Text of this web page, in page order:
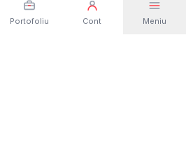
Portofoliu Cont Meniu